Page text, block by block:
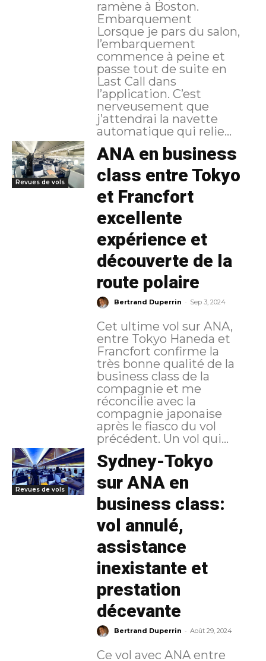
ramène à Boston.
Embarquement
Lorsque je pars du salon,
l’embarquement
commence à peine et
passe tout de suite en
Last Call dans
l’application. C’est
nerveusement que
j’attendrai la navette
automatique qui relie...
Revues de vols
ANA en business
class entre Tokyo
et Francfort
excellente
expérience et
découverte de la
route polaire
Bertrand Duperrin - Sep 3, 2024
Cet ultime vol sur ANA,
entre Tokyo Haneda et
Francfort confirme la
très bonne qualité de la
business class de la
compagnie et me
réconcilie avec la
compagnie japonaise
après le fiasco du vol
précédent. Un vol qui...
Revues de vols
Sydney-Tokyo
sur ANA en
business class:
vol annulé,
assistance
inexistante et
prestation
décevante
Bertrand Duperrin - Août 29, 2024
Ce vol avec ANA entre